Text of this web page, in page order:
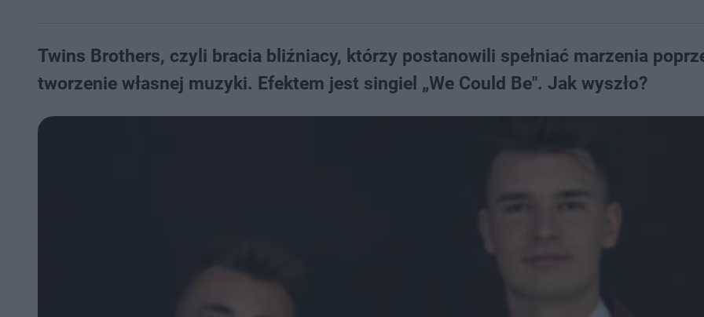
Twins Brothers, czyli bracia bliźniacy, którzy postanowili spełniać marzenia
tworzenie własnej muzyki. Efektem jest singiel „We Could Be". Jak wyszło?